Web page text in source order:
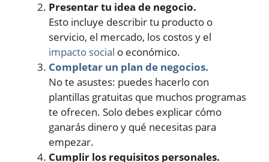
Presentar tu idea de negocio.
Esto incluye describir tu producto o
servicio, el mercado, los costos y el
impacto social o económico.
Completar un plan de negocios.
No te asustes: puedes hacerlo con
plantillas gratuitas que muchos programas
te ofrecen. Solo debes explicar cómo
ganarás dinero y qué necesitas para
empezar.
Cumplir los requisitos personales.